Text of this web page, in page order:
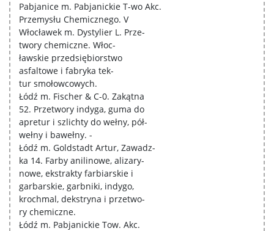
Pabjanice m. Pabjanickie T-wo Akc.
Przemysłu Chemicznego. V
Włocławek m. Dystylier L. Prze-
twory chemiczne. Włoc-
ławskie przedsiębiorstwo
asfaltowe i fabryka tek-
tur smołowcowych.
Łódź m. Fischer & C-0. Zakątna
52. Przetwory indyga, guma do
apretur i szlichty do wełny, pół-
wełny i bawełny. -
Łódź m. Goldstadt Artur, Zawadz-
ka 14. Farby anilinowe, alizary-
nowe, ekstrakty farbiarskie i
garbarskie, garbniki, indygo,
krochmal, dekstryna i przetwo-
ry chemiczne.
Łódź m. Pabjanickie Tow. Akc.